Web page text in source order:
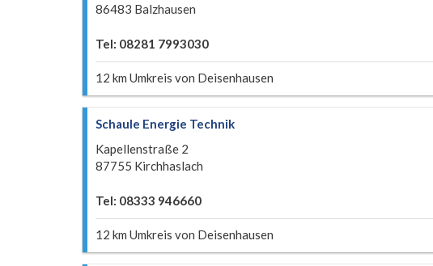
86483 Balzhausen
Tel: 08281 7993030
12 km Umkreis von Deisenhausen
Schaule Energie Technik
Kapellenstraße 2
87755 Kirchhaslach
Tel: 08333 946660
12 km Umkreis von Deisenhausen